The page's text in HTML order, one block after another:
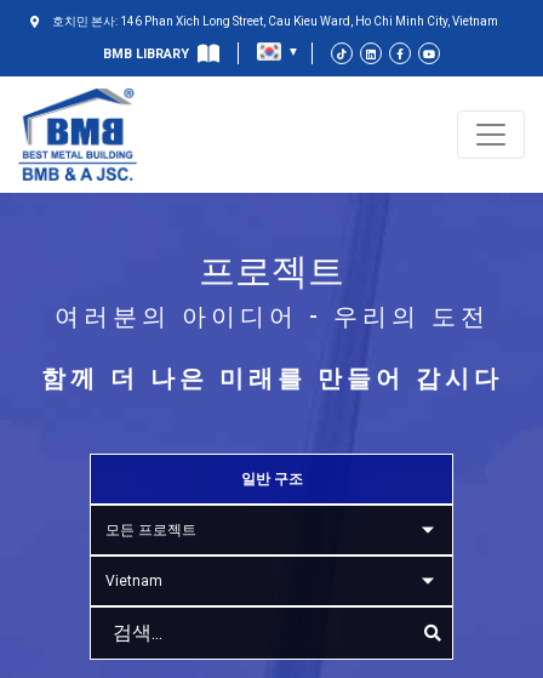
호치민 본사: 146 Phan Xich Long Street, Cau Kieu Ward, Ho Chi Minh City, Vietnam
BMB LIBRARY
프로젝트
여러분의 아이디어 - 우리의 도전
함께 더 나은 미래를 만들어 갑시다
일반 구조
모든 프로젝트
Vietnam